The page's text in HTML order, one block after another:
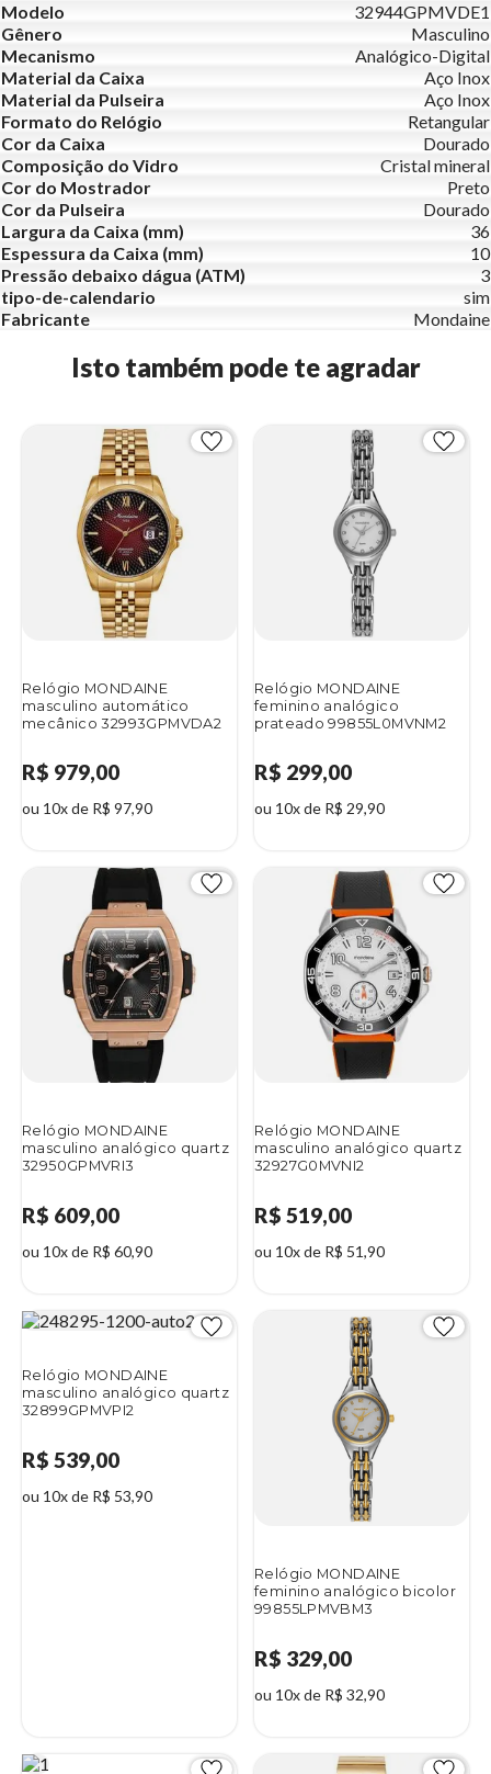
Modelo
32944GPMVDE1
Gênero
Masculino
Mecanismo
Analógico-Digital
Material da Caixa
Aço Inox
Material da Pulseira
Aço Inox
Formato do Relógio
Retangular
Cor da Caixa
Dourado
Composição do Vidro
Cristal mineral
Cor do Mostrador
Preto
Cor da Pulseira
Dourado
Largura da Caixa (mm)
36
Espessura da Caixa (mm)
10
Pressão debaixo dágua (ATM)
3
tipo-de-calendario
sim
Fabricante
Mondaine
Isto também pode te agradar
Relógio MONDAINE
masculino automático
mecânico 32993GPMVDA2
R$ 979,00
ou 10x de R$ 97,90
Relógio MONDAINE
feminino analógico
prateado 99855L0MVNM2
R$ 299,00
ou 10x de R$ 29,90
Relógio MONDAINE
masculino analógico quartz
32950GPMVRI3
R$ 609,00
ou 10x de R$ 60,90
Relógio MONDAINE
masculino analógico quartz
32927G0MVNI2
R$ 519,00
ou 10x de R$ 51,90
Relógio MONDAINE
masculino analógico quartz
32899GPMVPI2
R$ 539,00
ou 10x de R$ 53,90
Relógio MONDAINE
feminino analógico bicolor
99855LPMVBM3
R$ 329,00
ou 10x de R$ 32,90